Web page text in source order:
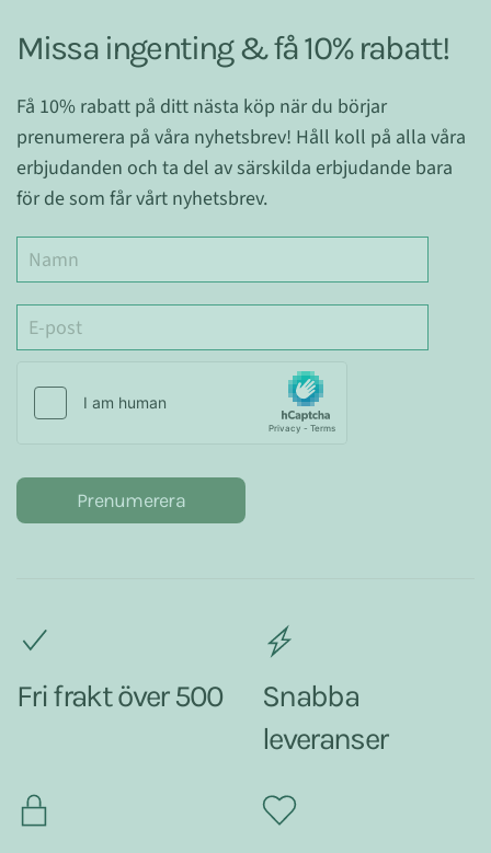
Missa ingenting & få 10% rabatt!
Få 10% rabatt på ditt nästa köp när du börjar
prenumerera på våra nyhetsbrev! Håll koll på alla våra
erbjudanden och ta del av särskilda erbjudande bara
för de som får vårt nyhetsbrev.
Prenumerera
Fri frakt över 500
Snabba
leveranser